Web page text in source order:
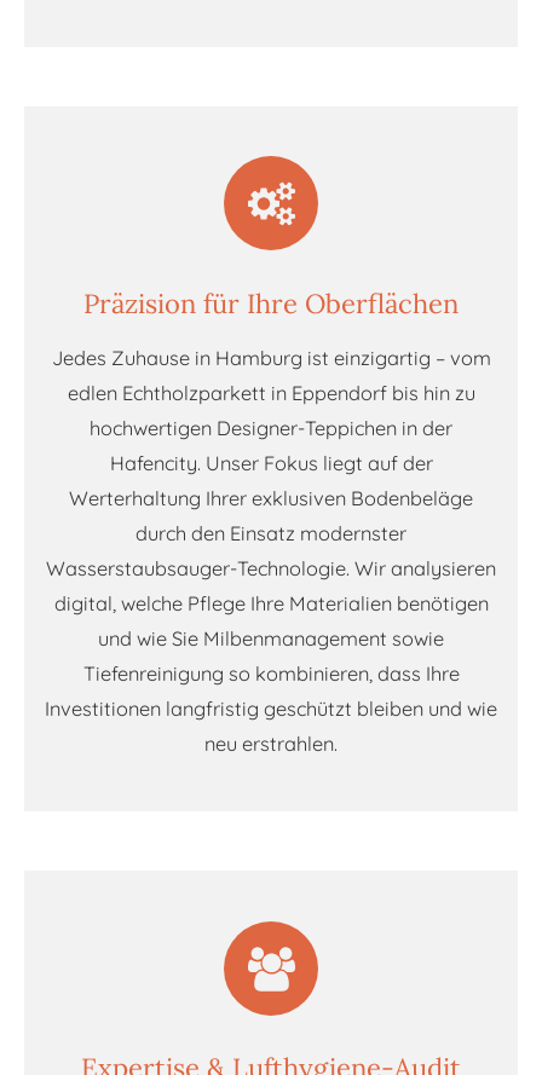
Präzision für Ihre Oberflächen
Jedes Zuhause in Hamburg ist einzigartig – vom
edlen Echtholzparkett in Eppendorf bis hin zu
hochwertigen Designer-Teppichen in der
Hafencity. Unser Fokus liegt auf der
Werterhaltung Ihrer exklusiven Bodenbeläge
durch den Einsatz modernster
Wasserstaubsauger-Technologie. Wir analysieren
digital, welche Pflege Ihre Materialien benötigen
und wie Sie Milbenmanagement sowie
Tiefenreinigung so kombinieren, dass Ihre
Investitionen langfristig geschützt bleiben und wie
neu erstrahlen.
Expertise & Lufthygiene-Audit